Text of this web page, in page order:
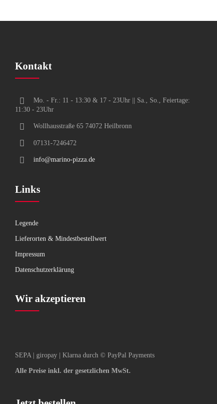
Kontakt
Mo. - Fr.: 11 - 13:30 & 17 - 23Uhr || Sa., So., Feiertage:
11:30 - 23Uhr
Wollhausstraße 65 74072 Heilbronn
07131-7246472
info@marino-pizza.de
Links
Legende
Lieferorten & Mindestbestellwert
Impressum
Datenschutzerklärung
Wir akzeptieren
SEPA | giropay | Klarna durch © PayPal Payments
Alle Preise inkl. der gesetzlichen MwSt.